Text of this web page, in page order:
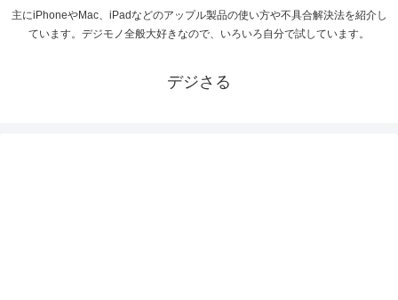
主にiPhoneやMac、iPadなどのアップル製品の使い方や不具合解決法を紹介し
ています。デジモノ全般大好きなので、いろいろ自分で試しています。
デジさる